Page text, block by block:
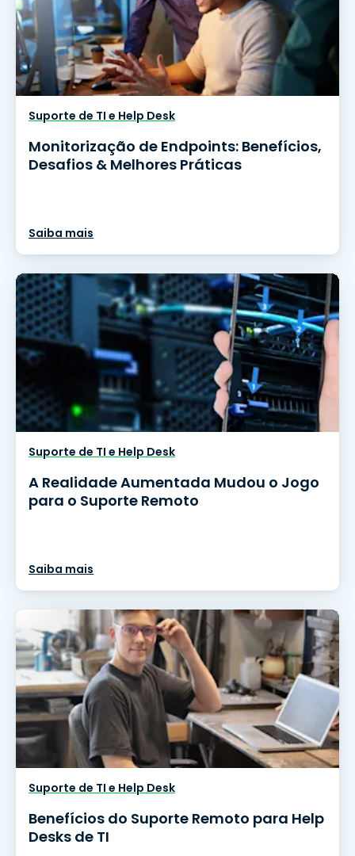
Suporte de TI e Help Desk
Monitorização de Endpoints: Benefícios,
Desafios & Melhores Práticas
Saiba mais
Suporte de TI e Help Desk
A Realidade Aumentada Mudou o Jogo
para o Suporte Remoto
Saiba mais
Suporte de TI e Help Desk
Benefícios do Suporte Remoto para Help
Desks de TI